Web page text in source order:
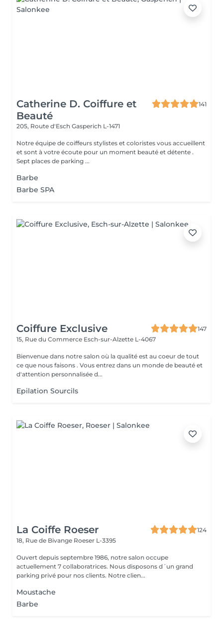
Catherine D. Coiffure et
Beauté
141
205, Route d'Esch Gasperich L-1471
Notre équipe de coiffeurs stylistes et coloristes vous accueillent
et sont à votre écoute pour un moment beauté et détente .
Sept places de parking ...
Barbe
Barbe SPA
Coiffure Exclusive
147
15, Rue du Commerce Esch-sur-Alzette L-4067
Bienvenue dans notre salon où la qualité est au coeur de tout
ce que nous faisons . Vous entrez dans un monde de beauté et
d'attention personnalisée d...
Epilation Sourcils
La Coiffe Roeser
124
18, Rue de Bivange Roeser L-3395
Ouvert depuis septembre 1986, notre salon occupe
actuellement 7 collaboratrices. Nous disposons d´un grand
parking privé pour nos clients. Notre clien...
Moustache
Barbe